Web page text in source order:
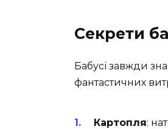
Секрети
Бабусі завжди
фантастичних
Картопля: